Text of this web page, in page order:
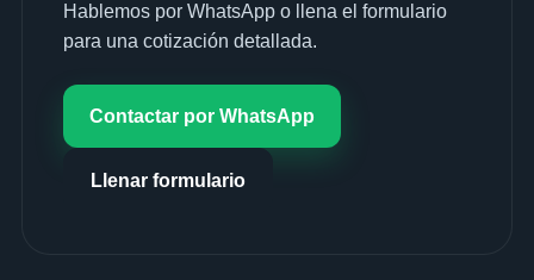
Hablemos por WhatsApp o llena el formulario
para una cotización detallada.
Contactar por WhatsApp
Llenar formulario